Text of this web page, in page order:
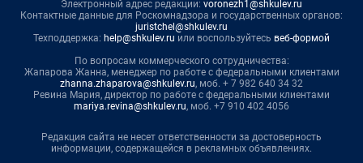
Электронный адрес редакции: voronezh1@shkulev.ru
Контактные данные для Роскомнадзора и государственных органов:
juristchel@shkulev.ru
Техподдержка: help@shkulev.ru или воспользуйтесь веб-формой
По вопросам коммерческого сотрудничества:
Жапарова Жанна, менеджер по работе с федеральными клиентами
zhanna.zhaparova@shkulev.ru, моб. + 7 982 640 34 32
Ревина Мария, директор по работе с федеральными клиентами
mariya.revina@shkulev.ru, моб. +7 910 402 4056
Редакция сайта не несет ответственности за достоверность
информации, содержащейся в рекламных объявлениях.